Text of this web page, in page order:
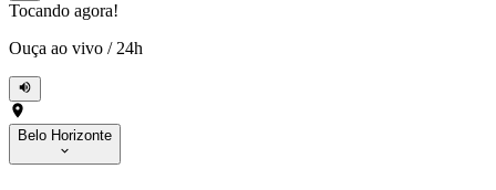
Tocando agora!
Ouça ao vivo / 24h
Belo Horizonte